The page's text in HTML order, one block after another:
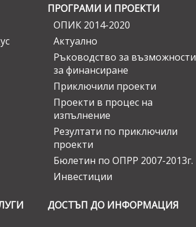
ПРОГРАМИ И ПРОЕКТИ
ОПИК 2014-2020
Актуално
Ръководство за възможности
за финансиране
Приключили проекти
Проекти в процес на
изпълнение
Резултати по приключили
проекти
Бюлетин по ОПРР 2007-2013г.
Инвестиции
ДОСТЪП ДО ИНФОРМАЦИЯ